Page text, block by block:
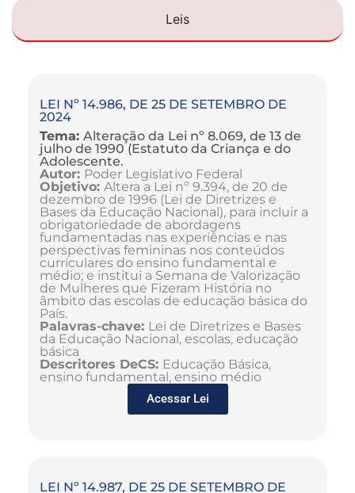
Leis
LEI Nº 14.986, DE 25 DE SETEMBRO DE
2024
Tema: Alteração da Lei nº 8.069, de 13 de
julho de 1990 (Estatuto da Criança e do
Adolescente.
Autor: Poder Legislativo Federal
Objetivo: Altera a Lei nº 9.394, de 20 de
dezembro de 1996 (Lei de Diretrizes e
Bases da Educação Nacional), para incluir a
obrigatoriedade de abordagens
fundamentadas nas experiências e nas
perspectivas femininas nos conteúdos
curriculares do ensino fundamental e
médio; e institui a Semana de Valorização
de Mulheres que Fizeram História no
âmbito das escolas de educação básica do
País.
Palavras-chave: Lei de Diretrizes e Bases
da Educação Nacional, escolas, educação
básica
Descritores DeCS: Educação Básica,
ensino fundamental, ensino médio
Acessar Lei
LEI Nº 14.987, DE 25 DE SETEMBRO DE